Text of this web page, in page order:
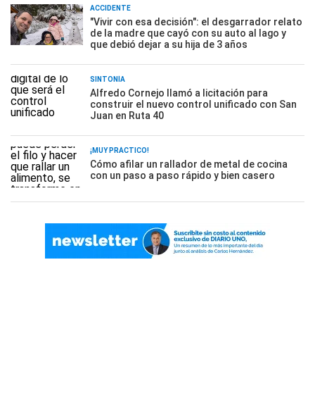
ACCIDENTE
"Vivir con esa decisión": el desgarrador relato
de la madre que cayó con su auto al lago y
que debió dejar a su hija de 3 años
SINTONÍA
Alfredo Cornejo llamó a licitación para
construir el nuevo control unificado con San
Juan en Ruta 40
¡MUY PRÁCTICO!
Cómo afilar un rallador de metal de cocina
con un paso a paso rápido y bien casero